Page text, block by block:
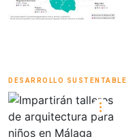
DESARROLLO SUSTENTABLE